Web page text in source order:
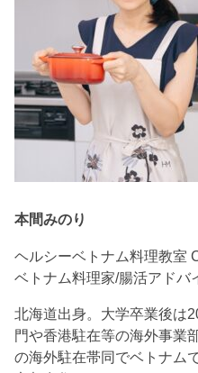
本間みのり
ヘルシーベトナム料理教室
ベトナム料理家/腸活アドバ
北海道出身。大学卒業後は
門や香港駐在等の海外事業
の海外駐在帯同でベトナム